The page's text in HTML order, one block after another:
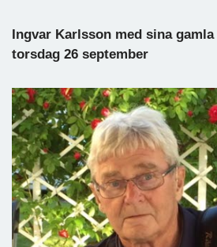
Ingvar Karlsson med sina
torsdag 26 september